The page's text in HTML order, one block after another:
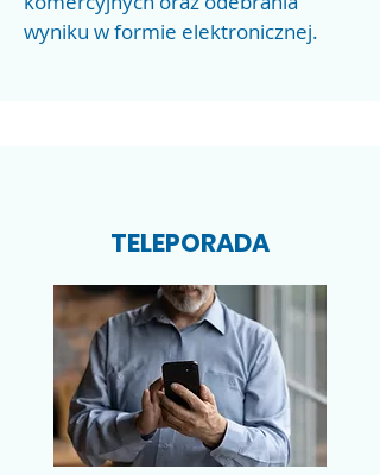
wyniku w formie elektronicznej.
TELEPORADA